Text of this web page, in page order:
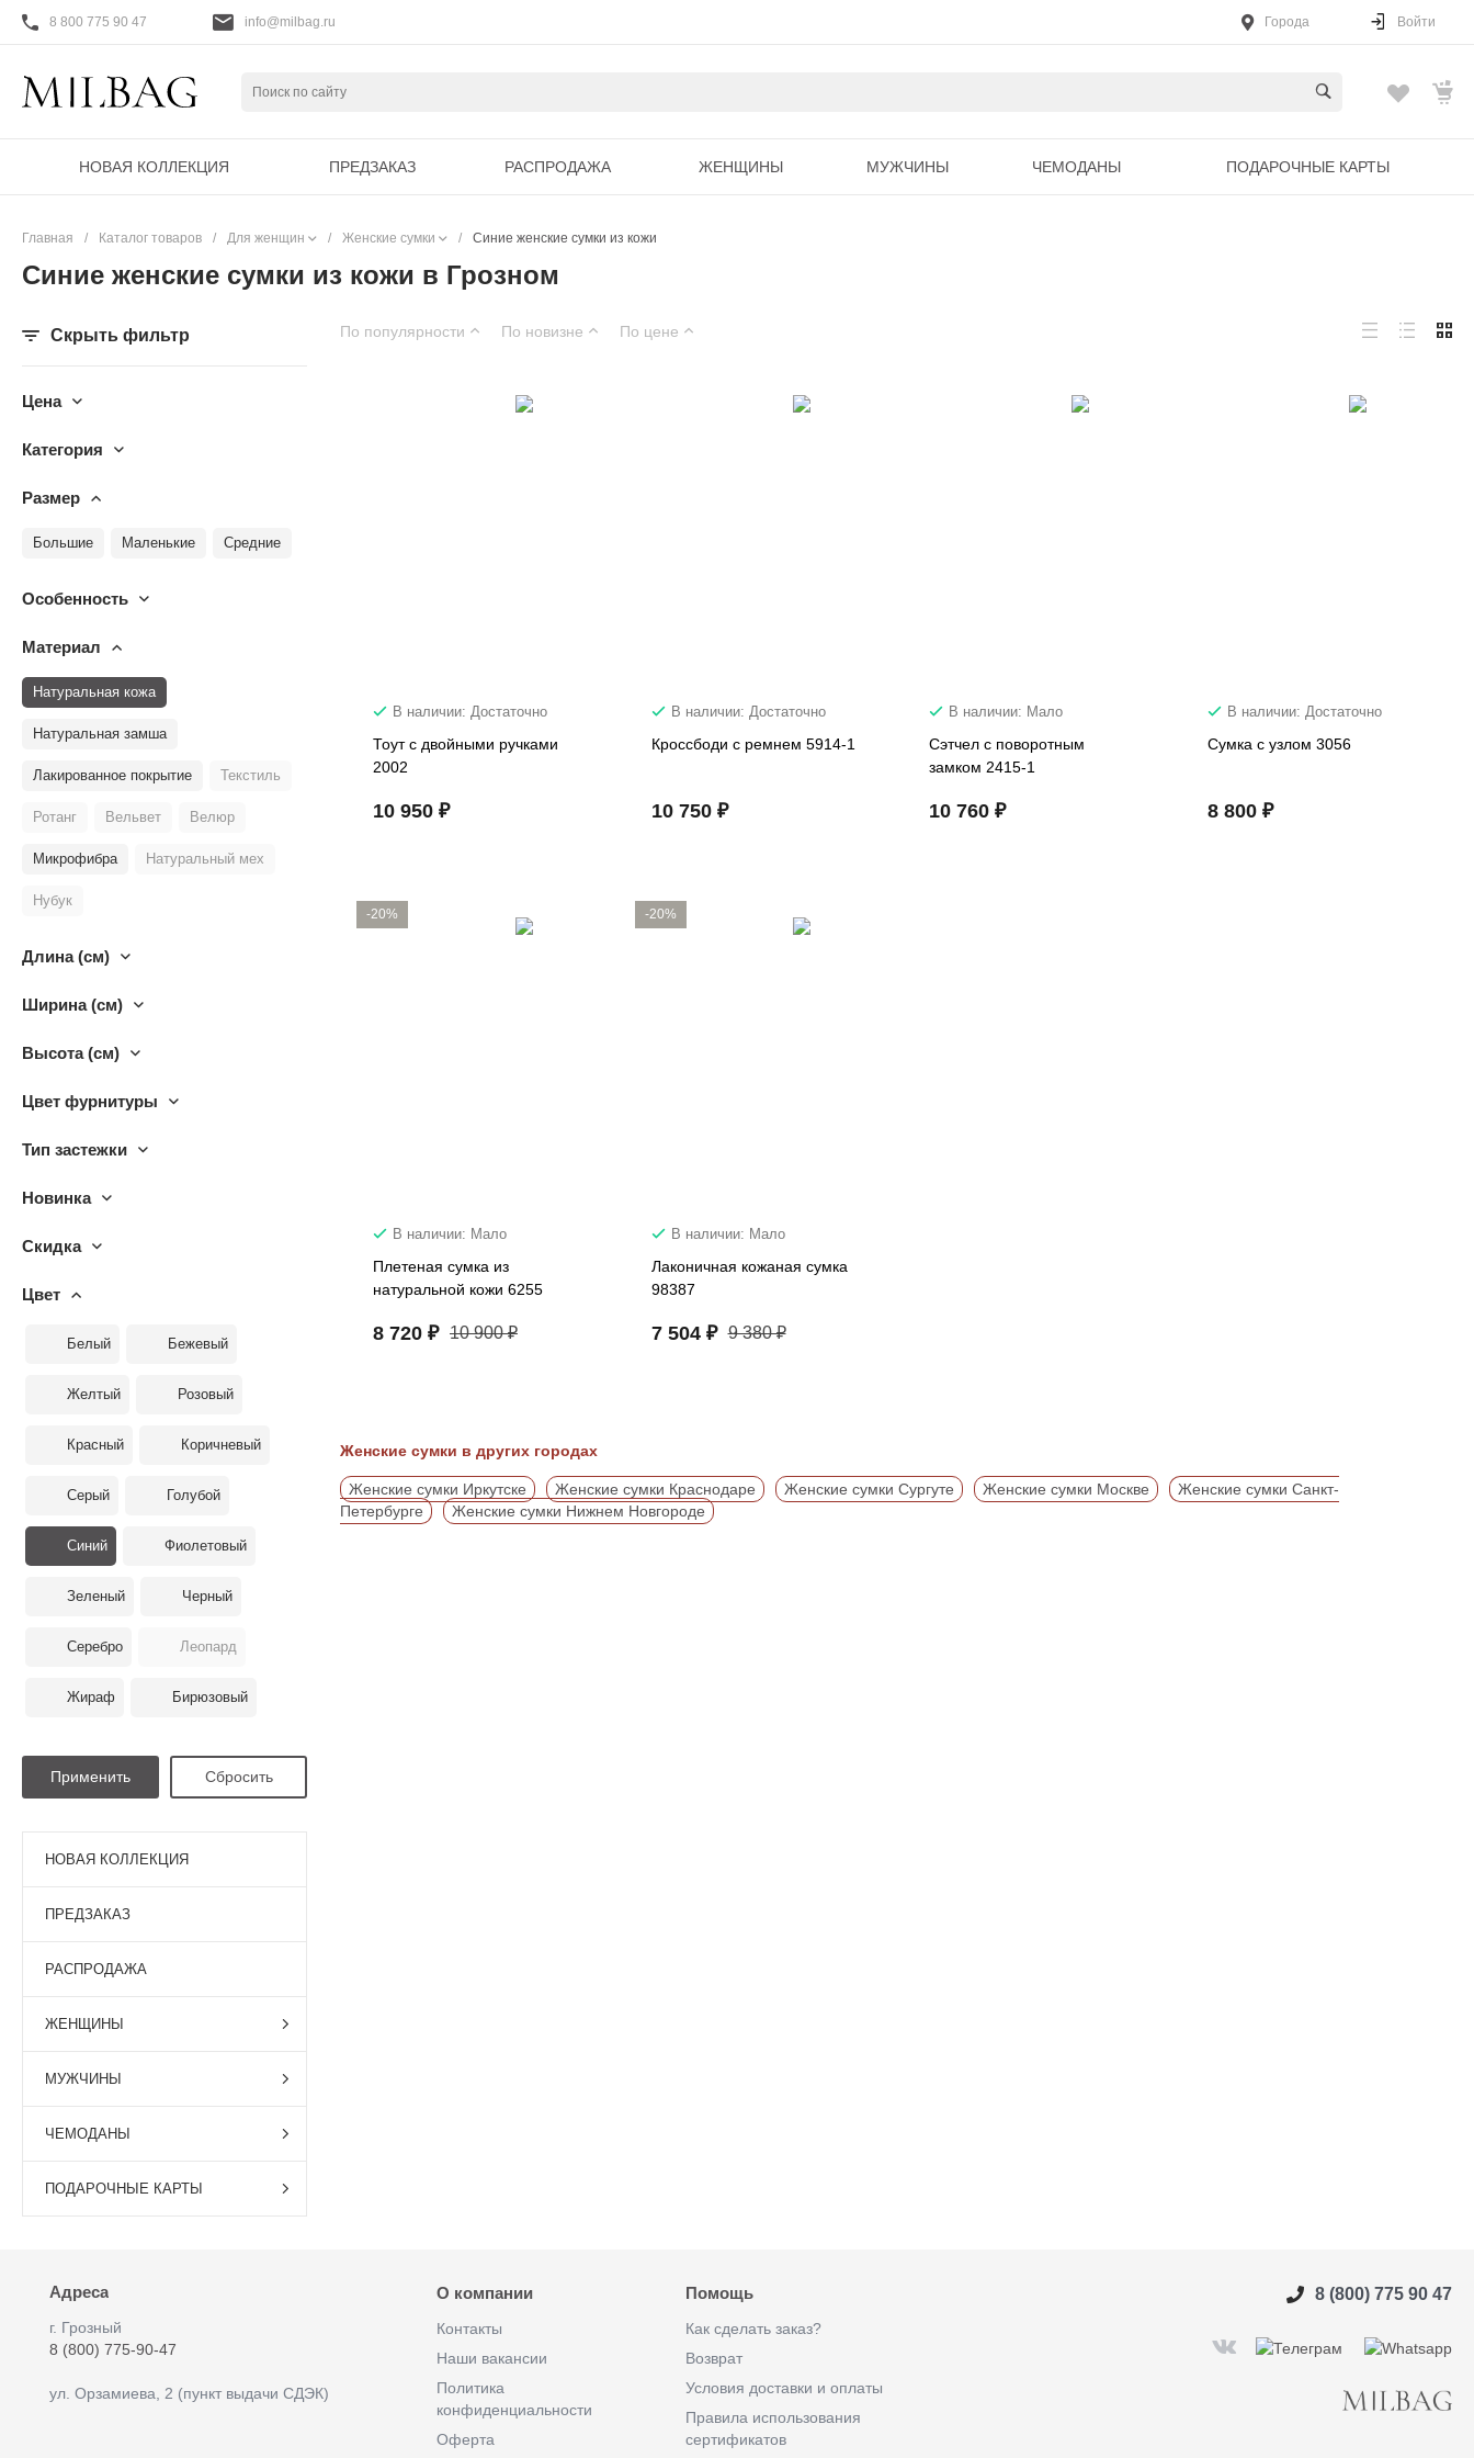
8 800 775 90 47 info@milbag.ru Города Войти
НОВАЯ КОЛЛЕКЦИЯ ПРЕДЗАКАЗ РАСПРОДАЖА ЖЕНЩИНЫ МУЖЧИНЫ ЧЕМОДАНЫ ПОДАРОЧНЫЕ КАРТЫ
Главная / Каталог товаров / Для женщин / Женские сумки / Синие женские сумки из кожи
Синие женские сумки из кожи в Грозном
Скрыть фильтр
Цена
Категория
Размер
Большие Маленькие Средние
Особенность
Материал
Натуральная кожа
Натуральная замша
Лакированное покрытие Текстиль
Ротанг Вельвет Велюр
Микрофибра Натуральный мех
Нубук
Длина (см)
Ширина (см)
Высота (см)
Цвет фурнитуры
Тип застежки
Новинка
Скидка
Цвет
Белый Бежевый
Желтый Розовый
Красный Коричневый
Серый Голубой
Синий Фиолетовый
Зеленый Черный
Серебро Леопард
Жираф Бирюзовый
НОВАЯ КОЛЛЕКЦИЯ
ПРЕДЗАКАЗ
РАСПРОДАЖА
ЖЕНЩИНЫ
МУЖЧИНЫ
ЧЕМОДАНЫ
ПОДАРОЧНЫЕ КАРТЫ
По популярности По новизне По цене
В наличии: Достаточно
Тоут с двойными ручками
2002
10 950 ₽
В наличии: Достаточно
Кроссбоди с ремнем 5914-1
10 750 ₽
В наличии: Мало
Сэтчел с поворотным
замком 2415-1
10 760 ₽
В наличии: Достаточно
Сумка с узлом 3056
8 800 ₽
-20%
В наличии: Мало
Плетеная сумка из
натуральной кожи 6255
8 720 ₽ 10 900 ₽
-20%
В наличии: Мало
Лаконичная кожаная сумка
98387
7 504 ₽ 9 380 ₽
Женские сумки в других городах
Женские сумки Иркутске Женские сумки Краснодаре Женские сумки Сургуте Женские сумки Москве
Женские сумки Санкт-
Петербурге
Женские сумки Нижнем Новгороде
Адреса
г. Грозный
8 (800) 775-90-47
ул. Орзамиева, 2 (пункт выдачи СДЭК)
О компании
Контакты
Наши вакансии
Политика
конфиденциальности
Оферта
Помощь
Как сделать заказ?
Возврат
Условия доставки и оплаты
Правила использования
сертификатов
8 (800) 775 90 47